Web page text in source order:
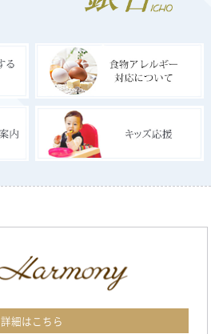
詳細はこちら